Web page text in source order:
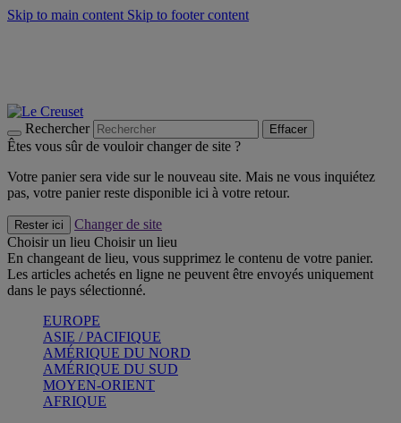
Skip to main content Skip to footer content
Rechercher Effacer
Êtes vous sûr de vouloir changer de site ?
Votre panier sera vide sur le nouveau site. Mais ne vous inquiétez
pas, votre panier reste disponible ici à votre retour.
Rester ici
Changer de site
Choisir un lieu Choisir un lieu
En changeant de lieu, vous supprimez le contenu de votre panier.
Les articles achetés en ligne ne peuvent être envoyés uniquement
dans le pays sélectionné.
EUROPE
ASIE / PACIFIQUE
AMÉRIQUE DU NORD
AMÉRIQUE DU SUD
MOYEN-ORIENT
AFRIQUE